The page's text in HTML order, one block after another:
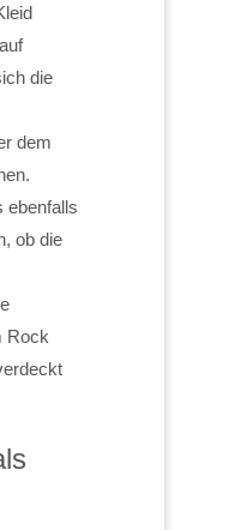
die
dem
ebenfalls
ob die
Rock